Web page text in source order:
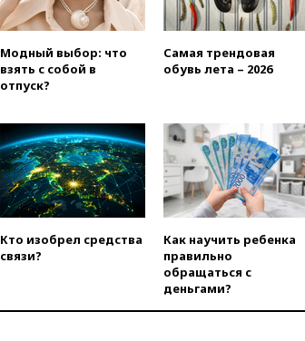
Модный выбор: что
взять с собой в
отпуск?
Самая трендовая
обувь лета – 2026
Кто изобрел средства
связи?
Как научить ребенка
правильно
обращаться с
деньгами?